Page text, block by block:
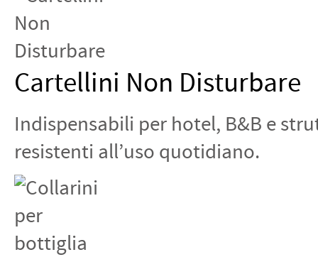
Cartellini Non Disturbare
Indispensabili per hotel, B&B e
resistenti all’uso quotidiano.